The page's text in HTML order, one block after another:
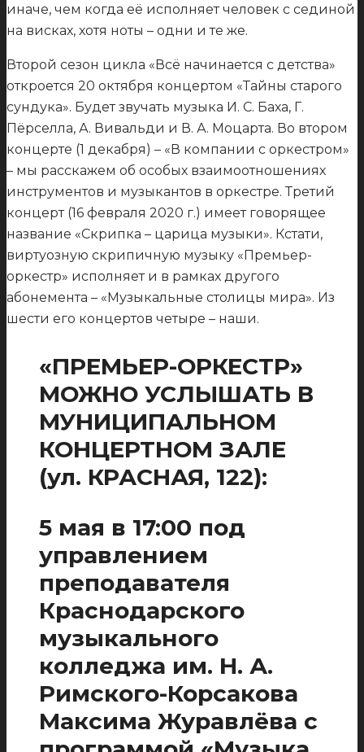
иначе, чем когда её исполняет человек с сединой
на висках, хотя ноты – одни и те же.
Второй сезон цикла «Всё начинается с детства»
откроется 20 октября концертом «Тайны старого
сундука». Будет звучать музыка И. С. Баха, Г.
Пёрселла, А. Вивальди и В. А. Моцарта. Во втором
концерте (1 декабря) – «В компании с оркестром»
– мы расскажем об особых взаимоотношениях
инструментов и музыкантов в оркестре. Третий
концерт (16 февраля 2020 г.) имеет говорящее
название «Скрипка – царица музыки». Кстати,
виртуозную скрипичную музыку «Премьер-
оркестр» исполняет и в рамках другого
абонемента – «Музыкальные столицы мира». Из
шести его концертов четыре – наши.
«ПРЕМЬЕР-ОРКЕСТР»
МОЖНО УСЛЫШАТЬ В
МУНИЦИПАЛЬНОМ
КОНЦЕРТНОМ ЗАЛЕ
(ул. КРАСНАЯ, 122):
5 мая в 17:00 под
управлением
преподавателя
Краснодарского
музыкального
колледжа им. Н. А.
Римского-Корсакова
Максима Журавлёва с